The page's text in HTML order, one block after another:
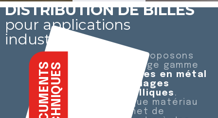
DOCUMENTSTECHNIQUES
DISTRIBUTION DE BILLES
pour applications
industrielles
Nous proposons
une large gamme
billes en métal
et alliages
métalliques .
Chaque matériau
permet de